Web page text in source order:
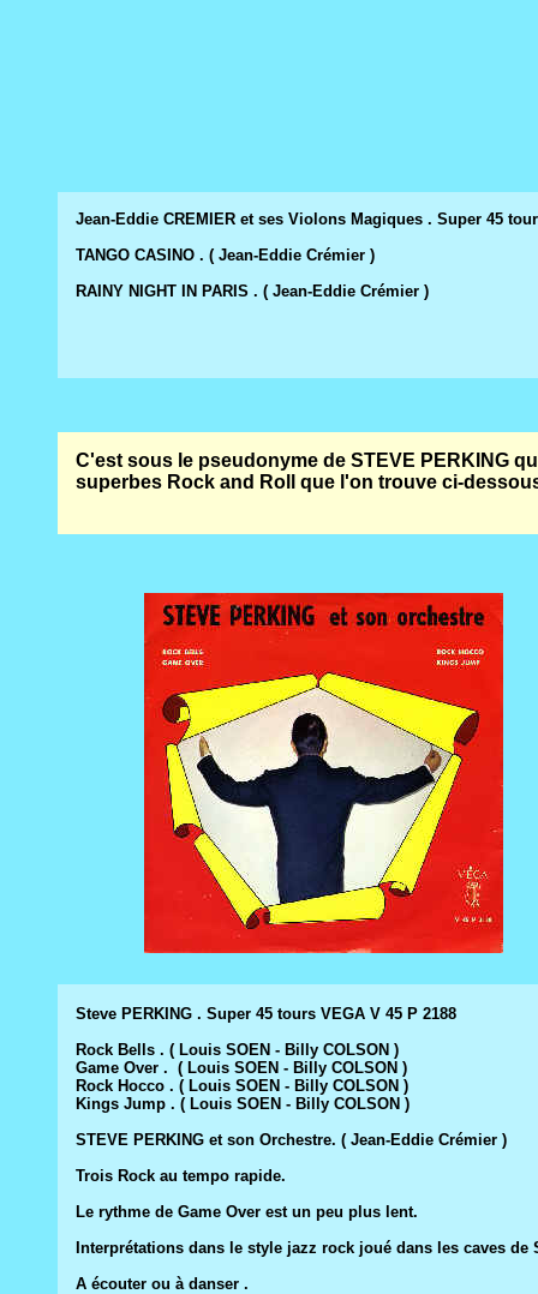
Steve PERKING . Super 45 tours VEGA V 45 P 2188
Rock Bells . ( Louis SOEN - Billy COLSON )
Game Over . ( Louis SOEN - Billy COLSON )
Rock Hocco . ( Louis SOEN - Billy COLSON )
Kings Jump . ( Louis SOEN - Billy COLSON )
STEVE PERKING et son Orchestre. ( Jean-Eddie Crémier )
Trois Rock au tempo rapide.
Le rythme de Game Over est un peu plus lent.
Interprétations dans le style jazz rock joué dans les caves
A écouter ou à danser .
Jean-Eddie CREMIER et ses Violons Magiques . Super 45
TANGO CASINO . ( Jean-Eddie Crémier ) J'
RAINY NIGHT IN PARIS . ( Jean-Eddie Crémier )
C'est sous le pseudonyme de STEVE PERKING
superbes Rock and Roll que l'on trouve ci-